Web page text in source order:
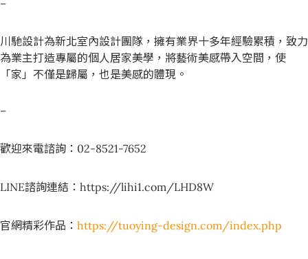
–
川馳設計為新北室內設計團隊，擁有業界十多年經驗累積，致力
為業主打造專屬的個人居家美學，將藝術美感帶入空間，使
「家」不僅是歸屬，也是美感的體現。
–
歡迎來電諮詢：02-8521-7652
LINE諮詢連結：https://lihi1.com/LHD8W
官網精彩作品： https://tuoying-design.com/index.php